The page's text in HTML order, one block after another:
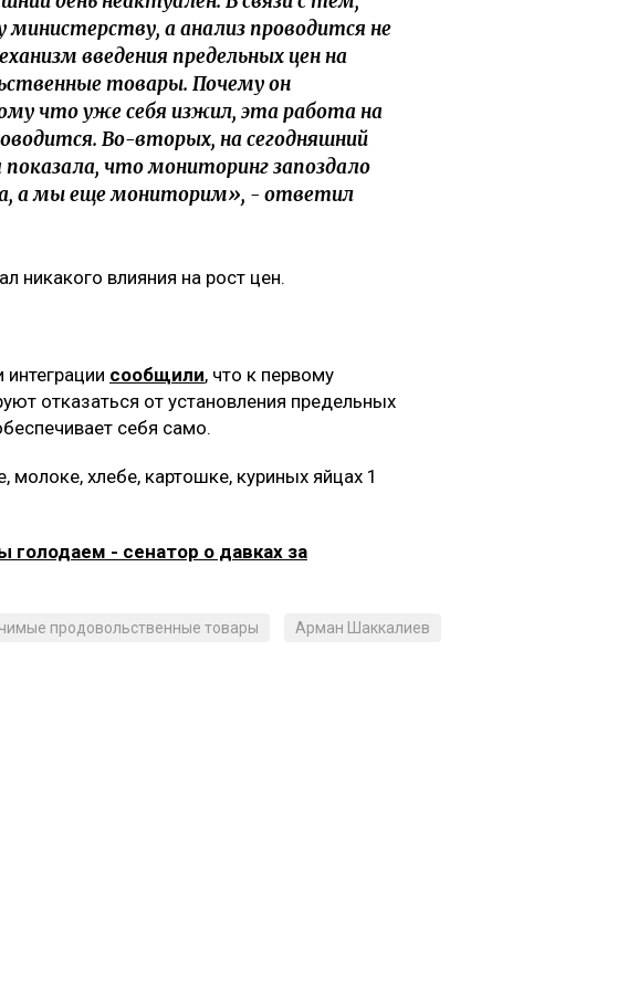
а анализ проводится не
введения предельных цен на
товары. Почему он
что уже себя изжил, эта работа на
Во-вторых, на сегодняшний
что мониторинг запоздало
а мы еще мониторим», - ответил
никакого влияния на рост цен.
сообщили, что к первому
отказаться от установления предельных
себя само.
молоке, хлебе, картошке, куриных яйцах 1
голодаем - сенатор о давках за
продовольственные товары Арман Шаккалиев